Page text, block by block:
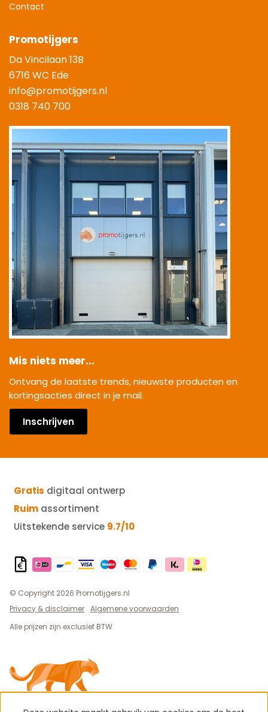
Contact
Promotijgers
Da Vincilaan 13B
6716 WC Ede
info@promotijgers.nl
0318 740 700
Mis niets meer...
Ontvang de laatste trends, nieuwste producten en
kortingsacties direct in je mail.
Inschrijven
Gratis digitaal ontwerp
Ruim assortiment
Uitstekende service 9.7/10
© Copyright 2026 Promotijgers.nl
Privacy & disclaimer Algemene voorwaarden
Alle prijzen zijn exclusief BTW